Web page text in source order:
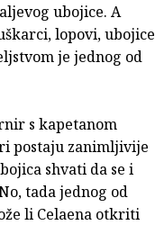
ubojice. A
lopovi, ubojice
je jednog od
s kapetanom
postaju zanimljivije
shvati da se i
tada jednog od
li Celaena otkriti